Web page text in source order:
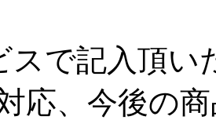
スで記入頂い
応、今後の